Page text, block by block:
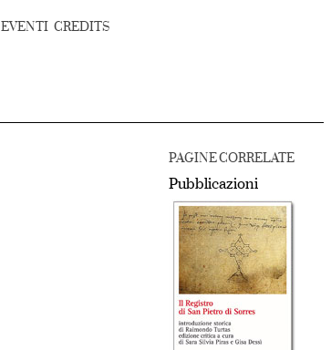
EVENTI CREDITS
PAGINE CORRELATE
Pubblicazioni